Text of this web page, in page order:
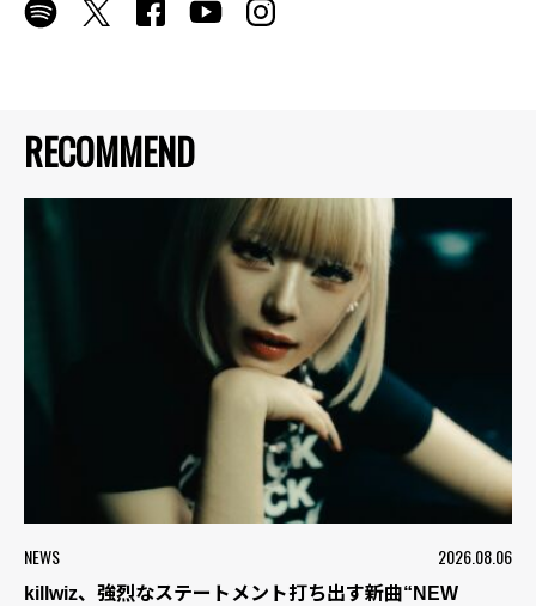
RECOMMEND
NEWS 2026.08.06
killwiz、強烈なステートメント打ち出す新曲“NEW